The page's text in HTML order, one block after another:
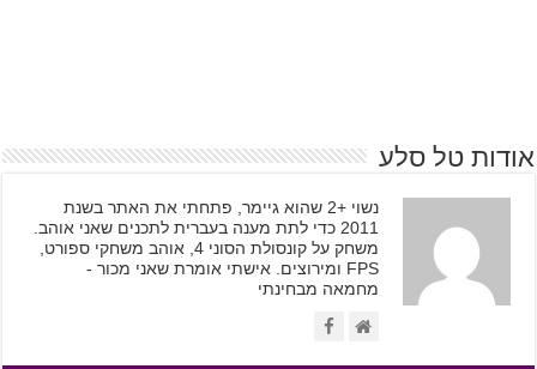
אודות טל סלע
נשוי +2 שהוא גיימר, פתחתי את האתר בשנת
2011 כדי לתת מענה בעברית לתכנים שאני אוהב.
משחק על קונסולת הסוני 4, אוהב משחקי ספורט,
FPS ומירוצים. אישתי אומרת שאני מכור -
מחמאה מבחינתי